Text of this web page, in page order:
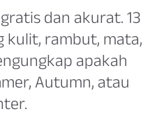
dan akurat. 13
rambut, mata,
apakah
Autumn, atau